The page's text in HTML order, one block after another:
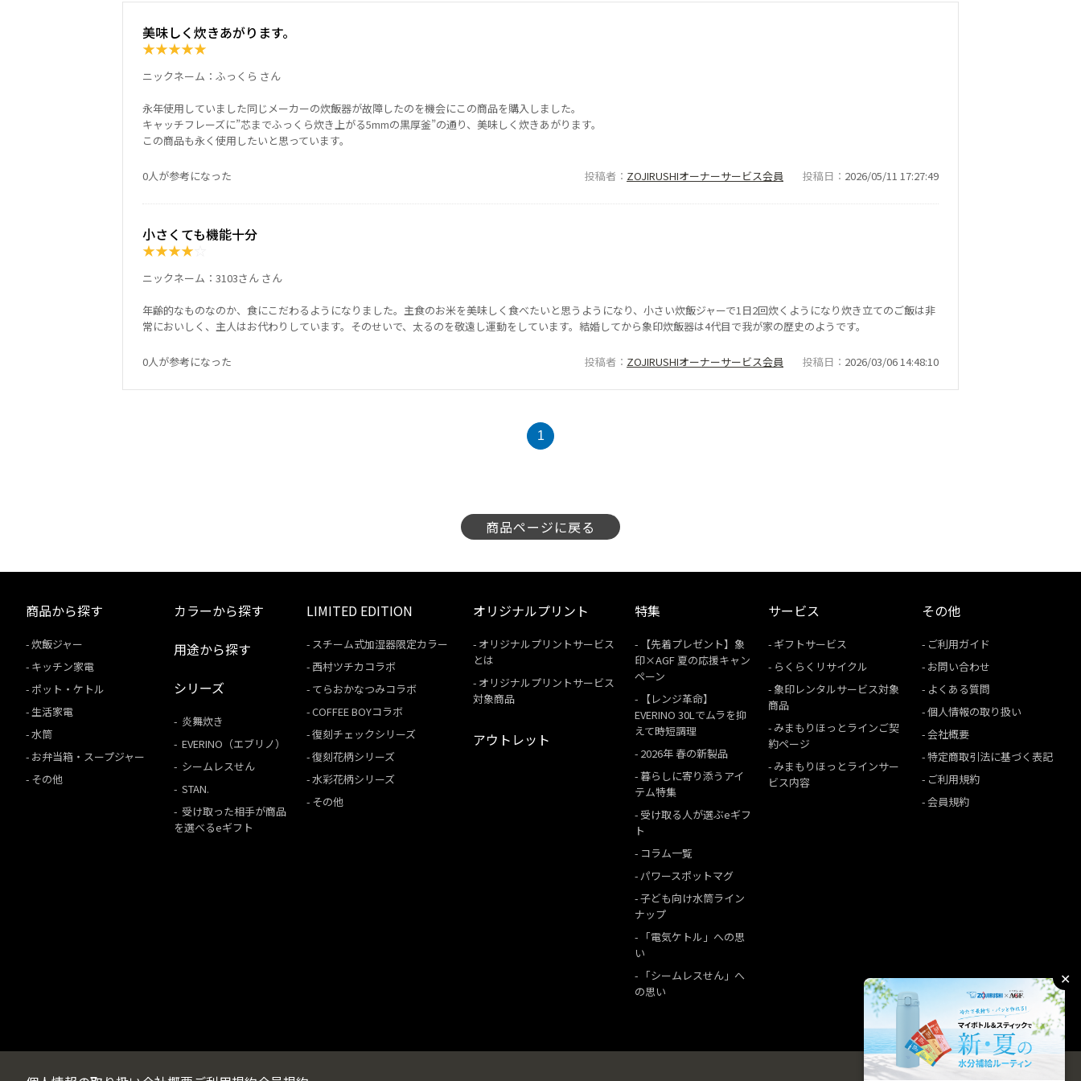
美味しく炊きあがります。
★★★★★
ニックネーム：ふっくら さん
永年使用していました同じメーカーの炊飯器が故障したのを機会にこの商品を購入しました。
キャッチフレーズに”芯までふっくら炊き上がる5mmの黒厚釜”の通り、美味しく炊きあがります。
この商品も永く使用したいと思っています。
0人が参考になった 投稿者 ZOJIRUSHIオーナーサービス会員 投稿日 2026/05/11 17:27:49
小さくても機能十分
★★★★
ニックネーム：3103さん さん
年齢的なものなのか、食にこだわるようになりました。主食のお米を美味しく食べたいと思うようになり、小さい炊飯ジャーで1日2回炊くようになり炊き立てのご飯は非
常においしく、主人はお代わりしています。そのせいで、太るのを敬遠し運動をしています。結婚してから象印炊飯器は4代目で我が家の歴史のようです。
0人が参考になった 投稿者 ZOJIRUSHIオーナーサービス会員 投稿日 2026/03/06 14:48:10
1
商品ページに戻る
商品から探す
炊飯ジャー
キッチン家電
ポット・ケトル
生活家電
水筒
お弁当箱・スープジャー
その他
カラーから探す
用途から探す
シリーズ
炎舞炊き
EVERINO（エブリノ）
シームレスせん
STAN.
受け取った相手が商品
を選べるeギフト
LIMITED EDITION
スチーム式加湿器限定カラー
西村ツチカコラボ
てらおかなつみコラボ
COFFEE BOYコラボ
復刻チェックシリーズ
復刻花柄シリーズ
水彩花柄シリーズ
その他
オリジナルプリント
オリジナルプリントサービス
とは
オリジナルプリントサービス
対象商品
アウトレット
特集
【先着プレゼント】象
印×AGF 夏の応援キャン
ペーン
【レンジ革命】
EVERINO 30Lでムラを抑
えて時短調理
2026年 春の新製品
暮らしに寄り添うアイ
テム特集
受け取る人が選ぶeギフ
ト
コラム一覧
パワースポットマグ
子ども向け水筒ライン
ナップ
「電気ケトル」への思
い
「シームレスせん」へ
の思い
サービス
ギフトサービス
らくらくリサイクル
象印レンタルサービス対象
商品
みまもりほっとラインご契
約ページ
みまもりほっとラインサー
ビス内容
その他
ご利用ガイド
お問い合わせ
よくある質問
個人情報の取り扱い
会社概要
特定商取引法に基づく表記
ご利用規約
会員規約
✕